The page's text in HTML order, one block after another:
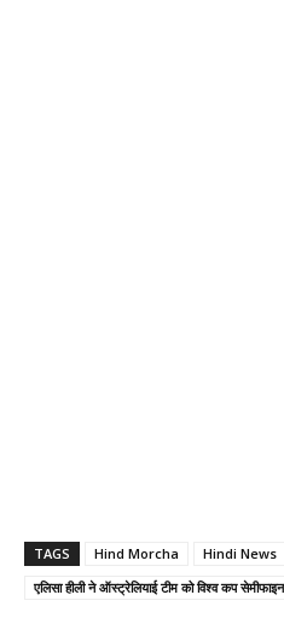
TAGS Hind Morcha Hindi News
एलिसा हीली ने ऑस्ट्रेलियाई टीम को विश्व कप